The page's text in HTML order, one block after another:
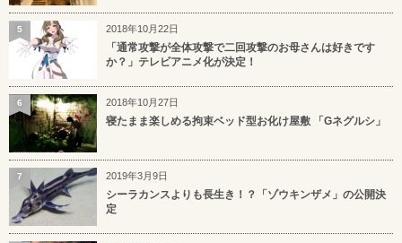
2018年10月22日
「通常攻撃が全体攻撃で二回攻撃のお母さんは好きです
か？」テレビアニメ化が決定！
5
2018年10月27日
寝たまま楽しめる拘束ベッド型お化け屋敷 「Gネグルシ」
6
2019年3月9日
シーラカンスよりも長生き！？「ゾウキンザメ」の公開決
定
7